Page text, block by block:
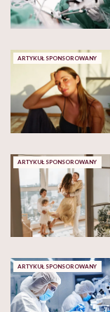
ARTYKUŁ SPONSOROWANY
ARTYKUŁ SPONSOROWANY
ARTYKUŁ SPONSOROWANY